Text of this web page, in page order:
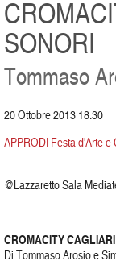
SONORI
Tommaso
20 Ottobre 2013 18:30
APPRODI Festa d'Arte
@Lazzaretto Sala
CROMACITY
Di Tommaso Arosio e